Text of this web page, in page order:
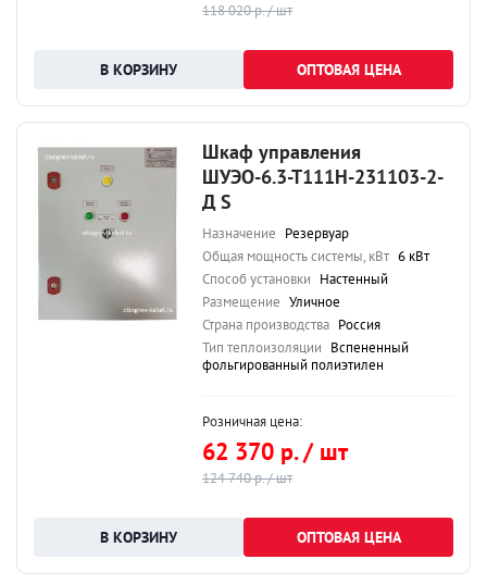
118 020 р. / шт
ОПТОВАЯ ЦЕНА
Шкаф управления
ШУЭО-6.3-Т111Н-231103-2-
Д S
Назначение Резервуар
Общая мощность системы, кВт 6 кВт
Способ установки Настенный
Размещение Уличное
Страна производства Россия
Тип теплоизоляции Вспененный
фольгированный полиэтилен
Розничная цена:
62 370 р. / шт
124 740 р. / шт
ОПТОВАЯ ЦЕНА